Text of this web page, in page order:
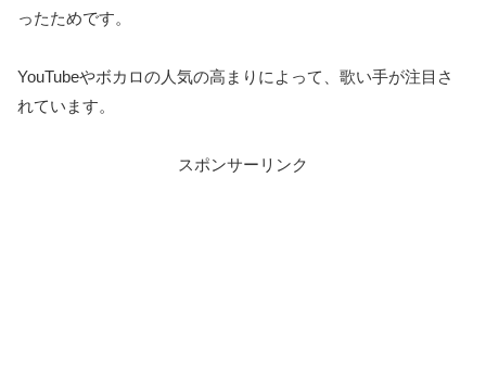
ったためです。
YouTubeやボカロの人気の高まりによって、歌い手が注目さ
れています。
スポンサーリンク